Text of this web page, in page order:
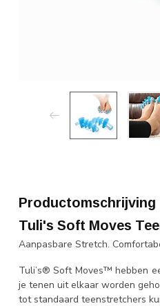
Productomschrijving
Tuli's Soft Moves
Aanpasbare Stretch.
Tuli’s® Soft Moves™ hebben
je tenen uit elkaar worden
tot standaard teenstretchers